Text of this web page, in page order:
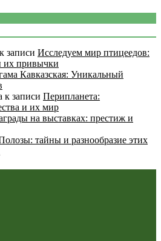
к записи Исследуем мир птицеедов:
их привычки
Кавказская: Уникальный
к записи Перипланета:
и их мир
на выставках: престиж и
тайны и разнообразие этих